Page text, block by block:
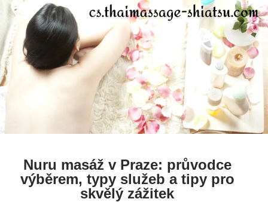
Nuru masáž v Praze: průvodce
výběrem, typy služeb a tipy pro
skvělý zážitek